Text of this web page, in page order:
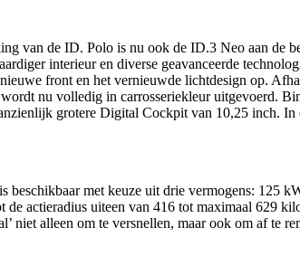
van de ID. Polo is nu ook de ID.3 Neo aan de
interieur en diverse geavanceerde
front en het vernieuwde lichtdesign op.
wordt nu volledig in carrosseriekleur uitgevoerd.
grotere Digital Cockpit van 10,25 inch.
beschikbaar met keuze uit drie vermogens: 125
de actieradius uiteen van 416 tot maximaal 629
niet alleen om te versnellen, maar ook om af te